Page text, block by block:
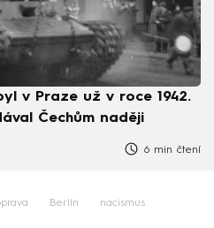
v Praze už v roce 1942.
Čechům naději
6 min čtení
Berlín nacismus